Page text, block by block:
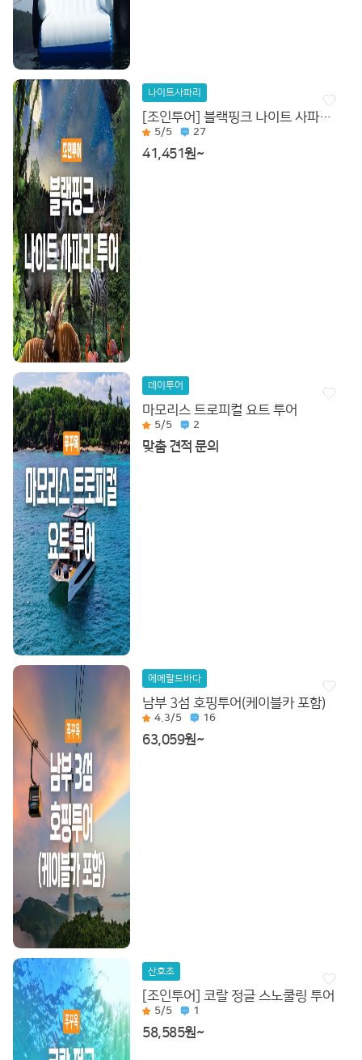
나이트사파리
[조인투어] 블랙핑크 나이트 사파리 투어
5/5 27
41,451원~
데이투어
마모리스 트로피컬 요트 투어
5/5 2
맞춤 견적 문의
에메랄드바다
남부 3섬 호핑투어(케이블카 포함)
4.3/5 16
63,059원~
산호초
[조인투어] 코랄 정글 스노쿨링 투어
5/5 1
58,585원~